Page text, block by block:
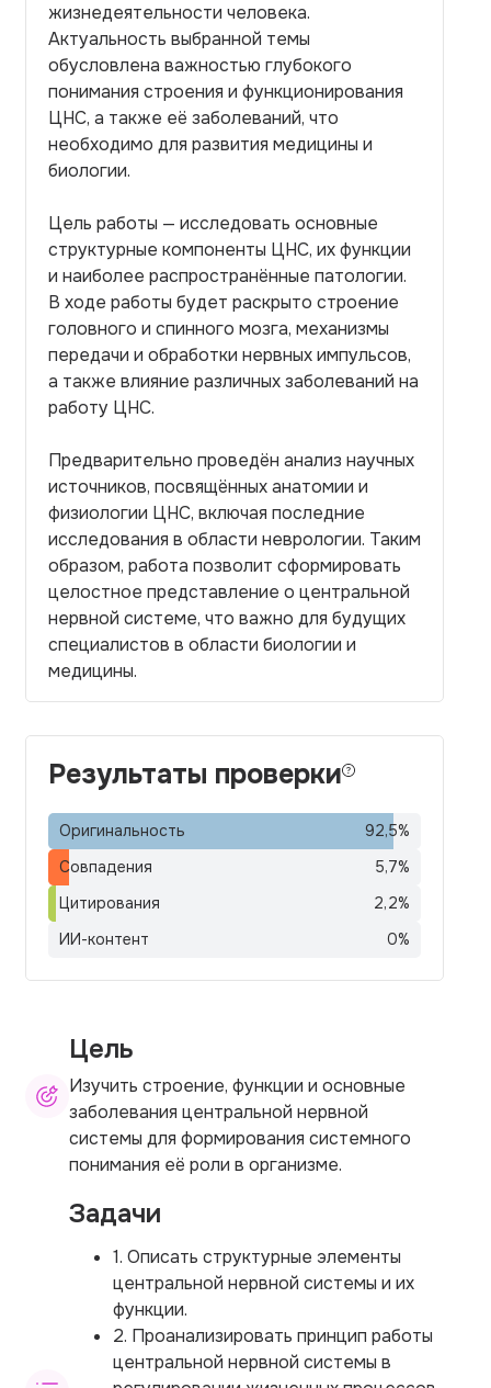
жизнедеятельности человека.
Актуальность выбранной темы
обусловлена важностью глубокого
понимания строения и функционирования
ЦНС, а также её заболеваний, что
необходимо для развития медицины и
биологии.
Цель работы — исследовать основные
структурные компоненты ЦНС, их функции
и наиболее распространённые патологии.
В ходе работы будет раскрыто строение
головного и спинного мозга, механизмы
передачи и обработки нервных импульсов,
а также влияние различных заболеваний на
работу ЦНС.
Предварительно проведён анализ научных
источников, посвящённых анатомии и
физиологии ЦНС, включая последние
исследования в области неврологии. Таким
образом, работа позволит сформировать
целостное представление о центральной
нервной системе, что важно для будущих
специалистов в области биологии и
медицины.
Результаты проверки
Оригинальность 92,5%
Совпадения
5,7%
Цитирования
2,2%
ИИ-контент
0%
Цель
Изучить строение, функции и основные
заболевания центральной нервной
системы для формирования системного
понимания её роли в организме.
Задачи
1. Описать структурные элементы
центральной нервной системы и их
функции.
2. Проанализировать принцип работы
центральной нервной системы в